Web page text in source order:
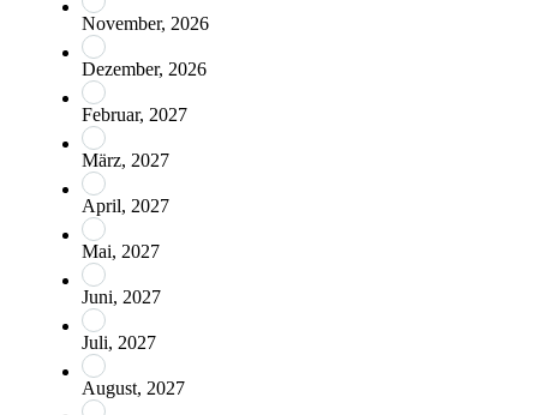
November, 2026
Dezember, 2026
Februar, 2027
März, 2027
April, 2027
Mai, 2027
Juni, 2027
Juli, 2027
August, 2027